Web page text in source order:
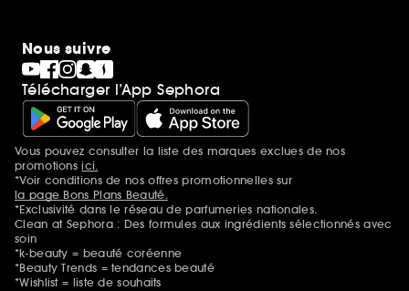
Nous suivre
Télécharger l’App Sephora
Mentions additionnelles
Vous pouvez consulter la liste des marques exclues de nos
promotionsici.
*Voir conditions de nos offres promotionnelles sur
la page Bons Plans Beauté.
*Exclusivité dans le réseau de parfumeries nationales.
Clean at Sephora : Des formules aux ingrédients sélectionnés avec
soin
*k-beauty = beauté coréenne
*Beauty Trends = tendances beauté
*Wishlist = liste de souhaits